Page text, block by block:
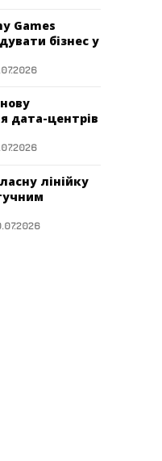
Games
бізнес у
дата-центрів
лінійку